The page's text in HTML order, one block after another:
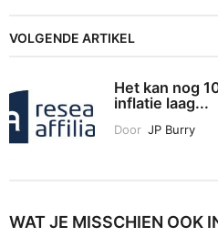
VOLGENDE ARTIKEL
Het kan nog
inflatie laag...
Door JP Burry
WAT JE MISSCHIEN OOK